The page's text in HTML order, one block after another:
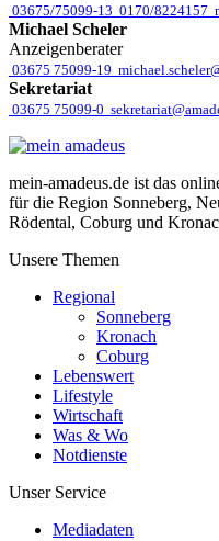
03675/75099-13 0170/8224157
Michael Scheler
Anzeigenberater
03675 75099-19
Sekretariat
03675 75099-0
mein-amadeus.de ist das
für die Region Sonneberg,
Rödental, Coburg und
Unsere Themen
Regional
Sonneberg
Kronach
Coburg
Lebenswert
Lifestyle
Wirtschaft
Was & Wo
Notdienste
Unser Service
Mediadaten